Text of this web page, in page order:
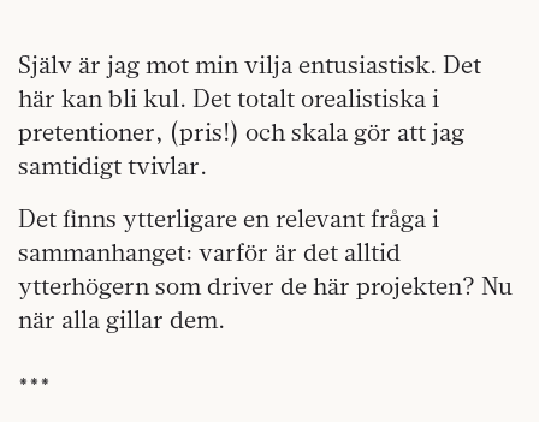
Själv är jag mot min vilja entusiastisk. Det
här kan bli kul. Det totalt orealistiska i
pretentioner, (pris!) och skala gör att jag
samtidigt tvivlar.
Det finns ytterligare en relevant fråga i
sammanhanget: varför är det alltid
ytterhögern som driver de här projekten? Nu
när alla gillar dem.
***